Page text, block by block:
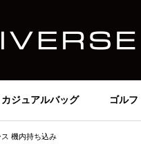
カジュアルバッグ ゴルフ
機内持ち込み